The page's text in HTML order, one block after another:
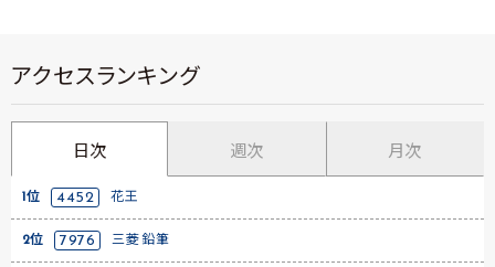
アクセスランキング
日次 週次 月次
1位 4452 花王
2位 7976 三菱鉛筆